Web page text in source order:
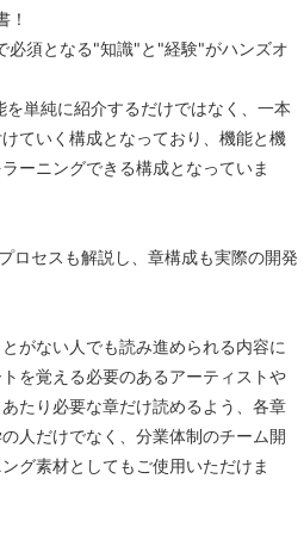
！
須となる"知識"と"経験"がハンズオ
単純に紹介するだけではなく、一本
ていく構成となっており、機能と機
ーニングできる構成となっていま
ロセスも解説し、章構成も実際の開発
がない人でも読み進められる内容に
を覚える必要のあるアーティストや
たり必要な章だけ読めるよう、各章
人だけでなく、分業体制のチーム開
グ素材としてもご使用いただけま